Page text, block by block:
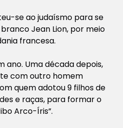
se ao judaísmo para se
Jean Lion, por meio
francesa.
ano. Uma década depois,
com outro homem
quem adotou 9 filhos de
e raças, para formar o
Arco-Íris”.